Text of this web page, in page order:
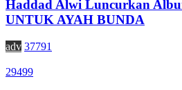
Haddad Alwi Luncurkan
UNTUK AYAH BUNDA
adv 37791
29499